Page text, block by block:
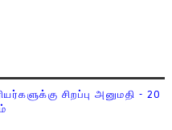
சிறப்பு அனுமதி - 20